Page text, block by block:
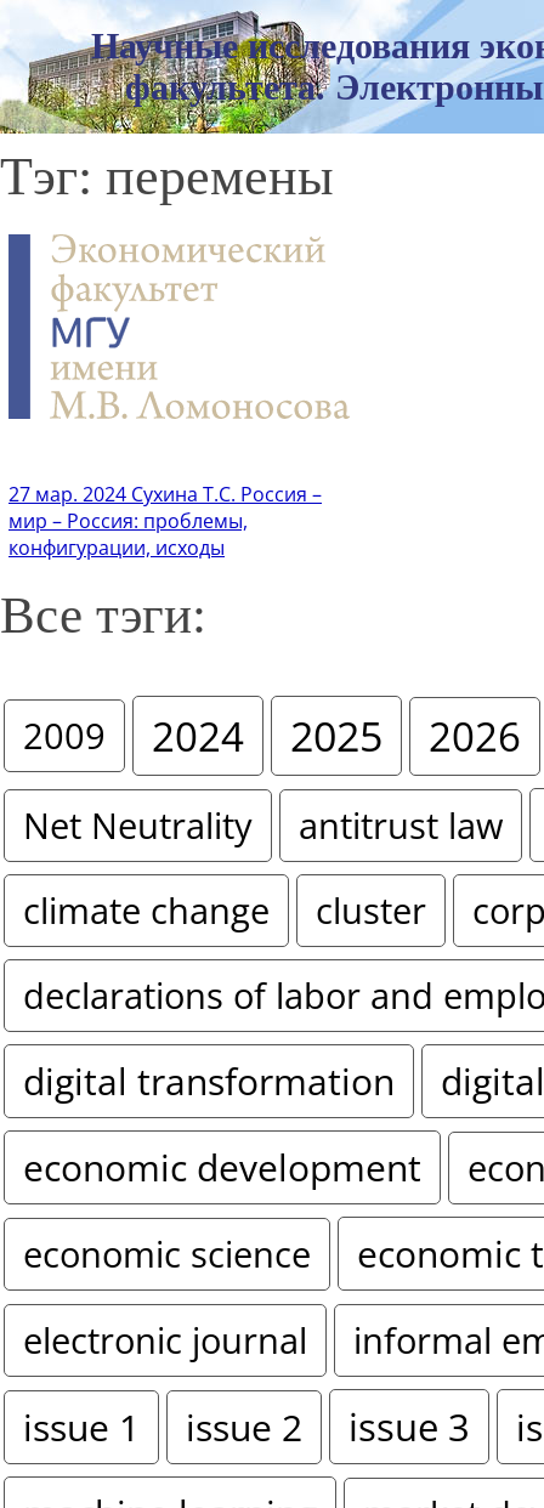
Научные исследования
факультета.
Тэг: перемены
27 мар. 2024 Сухина Т.С. Россия –
мир – Россия: проблемы,
конфигурации, исходы
Все тэги:
2009 2024 2025 2026
Net Neutrality
antitrust law
climate change
cluster
declarations of labor and
digital transformation
economic development
economic science
economic
electronic journal informal
issue 1 issue 2 issue 3